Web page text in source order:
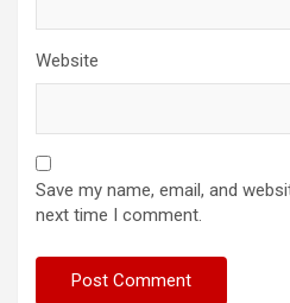
Website
Save my name, email, and
next time I comment.